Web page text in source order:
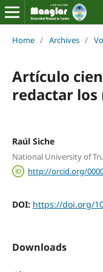
Home / Archives /
Artículo
redactar los
Raúl Siche
National University of
http://orcid.org/
DOI: https://doi.org/
Downloads